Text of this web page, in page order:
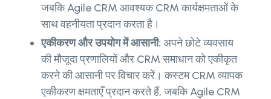
जबकि Agile CRM आवश्यक CRM कार्यक्षमताओं के
साथ वहनीयता प्रदान करता है।
एकीकरण और उपयोग में आसानी: अपने छोटे व्यवसाय
की मौजूदा प्रणालियों और CRM समाधान को एकीकृत
करने की आसानी पर विचार करें। कस्टम CRM व्यापक
एकीकरण क्षमताएँ प्रदान करते हैं, जबकि Agile CRM